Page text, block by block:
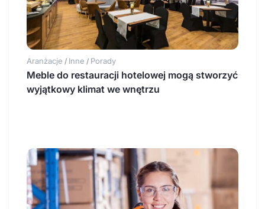
Aranżacje / Inne / Porady
Meble do restauracji hotelowej mogą stworzyć
wyjątkowy klimat we wnętrzu